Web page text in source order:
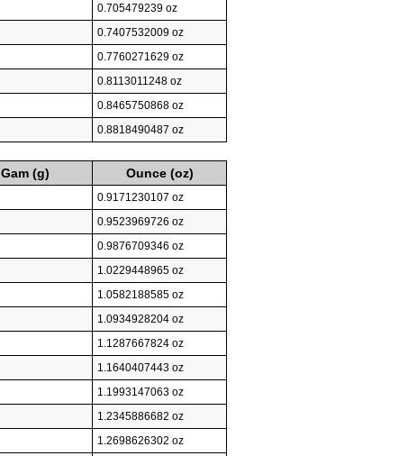
0.705479239 oz
0.7407532009 oz
0.7760271629 oz
0.8113011248 oz
0.8465750868 oz
0.8818490487 oz
Gam (g)
Ounce (oz)
0.9171230107 oz
0.9523969726 oz
0.9876709346 oz
1.0229448965 oz
1.0582188585 oz
1.0934928204 oz
1.1287667824 oz
1.1640407443 oz
1.1993147063 oz
1.2345886682 oz
1.2698626302 oz